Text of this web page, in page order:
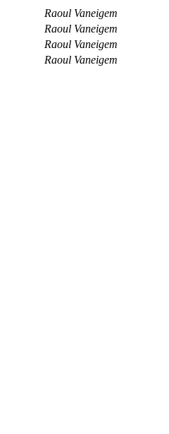
Raoul Vaneigem
Raoul Vaneigem
Raoul Vaneigem
Raoul Vaneigem